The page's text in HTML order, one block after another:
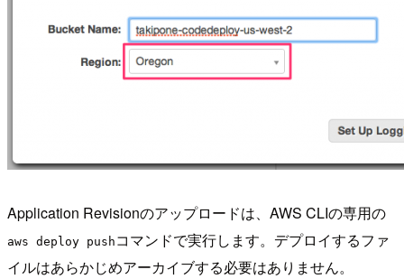
Application Revisionのアップロードは、AWS CLIの専用の
aws deploy push コマンドで実行します。デプロイするファ
イルはあらかじめアーカイブする必要はありません。